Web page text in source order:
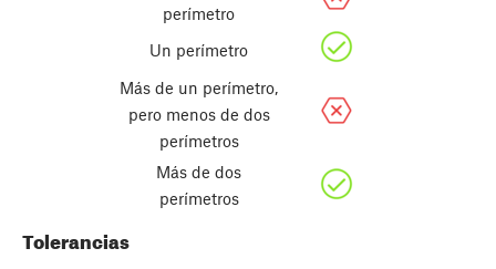
perímetro
Un perímetro
Más de un perímetro,
pero menos de dos
perímetros
Más de dos
perímetros
Tolerancias